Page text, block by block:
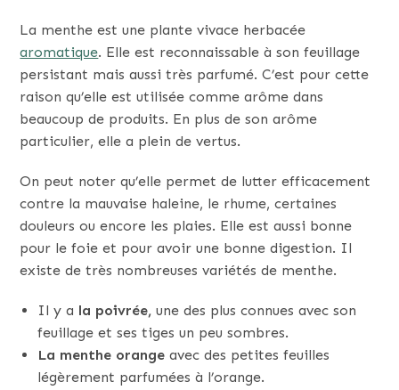
La menthe est une plante vivace herbacée
aromatique. Elle est reconnaissable à son feuillage
persistant mais aussi très parfumé. C’est pour cette
raison qu’elle est utilisée comme arôme dans
beaucoup de produits. En plus de son arôme
particulier, elle a plein de vertus.
On peut noter qu’elle permet de lutter efficacement
contre la mauvaise haleine, le rhume, certaines
douleurs ou encore les plaies. Elle est aussi bonne
pour le foie et pour avoir une bonne digestion. Il
existe de très nombreuses variétés de menthe.
Il y a la poivrée, une des plus connues avec son
feuillage et ses tiges un peu sombres.
La menthe orangeavec des petites feuilles
légèrement parfumées à l’orange.